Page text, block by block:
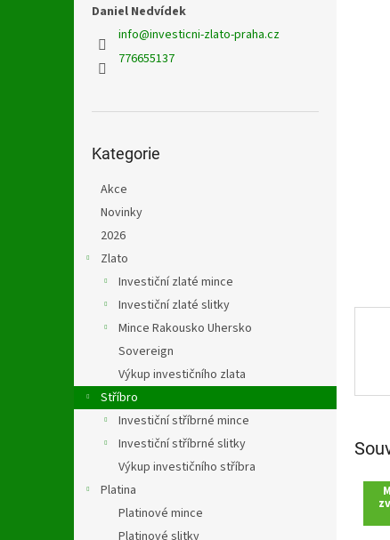
Daniel Nedvídek
info@investicni-zlato-praha.cz
776655137
kategorie
Kategorie
Akce
Novinky
2026
Zlato
Investiční zlaté mince
Investiční zlaté slitky
Mince Rakousko Uhersko
Sovereign
Výkup investičního zlata
Stříbro
Investiční stříbrné mince
Investiční stříbrné slitky
Výkup investičního stříbra
Platina
Platinové mince
Platinové slitky